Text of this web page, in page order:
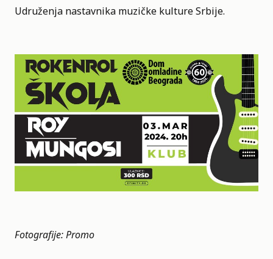
Udruženja nastavnika muzičke kulture Srbije.
Fotografije: Promo